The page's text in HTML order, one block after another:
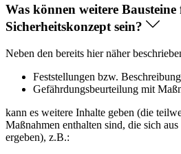
Was können weitere
Sicherheitskonzept sein?
Neben den bereits hier näher
Feststellungen bzw.
Gefährdungsbeurteilung mit
kann es weitere Inhalte geben (die
Maßnahmen enthalten sind, die sich
ergeben), z.B.: